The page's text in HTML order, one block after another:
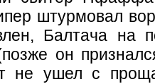
штурмовал
Балтача на
он
не ушел с